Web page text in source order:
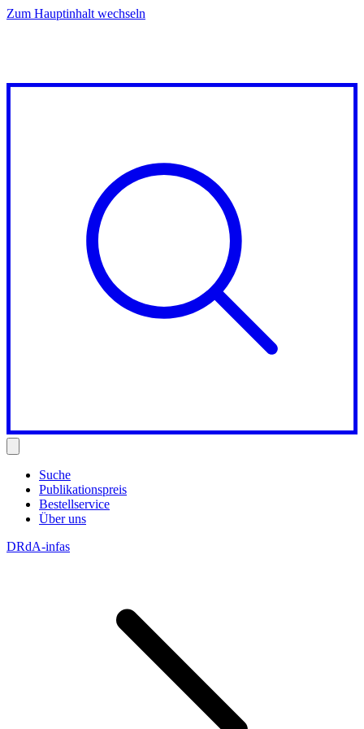
Zum Hauptinhalt wechseln
Suche
Publikationspreis
Bestellservice
Über uns
DRdA-infas